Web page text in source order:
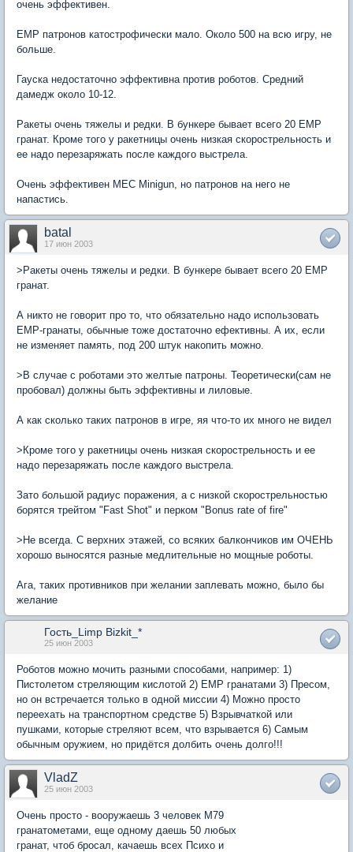
очень эффективен.
EMP патронов катострофически мало. Около 500 на всю игру, не
больше.
Гауска недостаточно эффективна против роботов. Средний
дамедж около 10-12.
Ракеты очень тяжелы и редки. В бункере бывает всего 20 EMP
гранат. Кроме того у ракетницы очень низкая скорострельность и
ее надо перезаряжать после каждого выстрела.
Очень эффективен MEC Minigun, но патронов на него не
напастись.
batal
17 июн 2003
>Ракеты очень тяжелы и редки. В бункере бывает всего 20 EMP
гранат.
А никто не говорит про то, что обязательно надо использовать
EMP-гранаты, обычные тоже достаточно ефективны. А их, если
не изменяет память, под 200 штук накопить можно.
>В случае с роботами это желтые патроны. Теоретически(сам не
пробовал) должны быть эффективны и лиловые.
А как сколько таких патронов в игре, яя что-то их много не видел
>Кроме того у ракетницы очень низкая скорострельность и ее
надо перезаряжать после каждого выстрела.
Зато большой радиус поражения, а с низкой скорострельностью
борятся трейтом "Fast Shot" и перком "Bonus rate of fire"
>Не всегда. С верхних этажей, со всяких балкончиков им ОЧЕНЬ
хорошо выносятся разные медлительные но мощные роботы.
Ага, таких противников при желании заплевать можно, было бы
желание
Гость_Limp Bizkit_*
25 июн 2003
Роботов можно мочить разными способами, например: 1)
Пистолетом стреляющим кислотой 2) ЕМР гранатами 3) Пресом,
но он встречается только в одной миссии 4) Можно просто
переехать на транспортном средстве 5) Взрывчаткой или
пушками, которые стреляют всем, что взрывается 6) Самым
обычным оружием, но придётся долбить очень долго!!!
VladZ
25 июн 2003
Очень просто - вооружаешь 3 человек М79
гранатометами, еще одному даешь 50 любых
гранат, чтоб бросал, качаешь всех Психо и